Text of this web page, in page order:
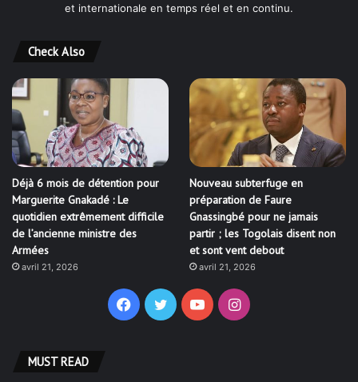
et internationale en temps réel et en continu.
Check Also
Déjà 6 mois de détention pour
Marguerite Gnakadé : Le
quotidien extrêmement difficile
de l’ancienne ministre des
Armées
avril 21, 2026
Nouveau subterfuge en
préparation de Faure
Gnassingbé pour ne jamais
partir ; les Togolais disent non
et sont vent debout
avril 21, 2026
Facebook
TwitterYouTubeInstagram
MUST READ